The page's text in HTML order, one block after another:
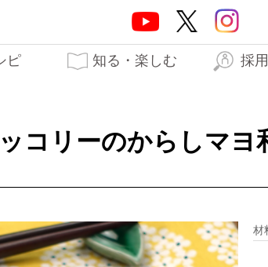
ピ 知る・楽しむ 採
コリーのからしマヨ
材